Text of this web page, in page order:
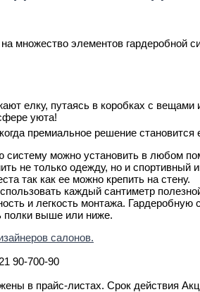
множество элементов гардеробной
елку, путаясь в коробках с
уюта!
премиальное решение
систему можно установить в любом
не только одежду, но и спортивный
так как ее можно крепить на стену.
каждый сантиметр
и легкость монтажа.
полки выше или ниже.
салонов.
90-700-90
в прайс-листах. Срок действия